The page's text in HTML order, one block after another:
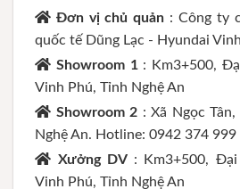
Đơn vị chủ quản : Công ty
quốc tế Dũng Lạc - Hyundai Vinh
Showroom 1 : Km3+500,
Vinh Phú, Tỉnh Nghệ An
Showroom 2 : Xã Ngọc
Nghệ An. Hotline: 0942 374 999
Xưởng DV : Km3+500,
Vinh Phú, Tỉnh Nghệ An